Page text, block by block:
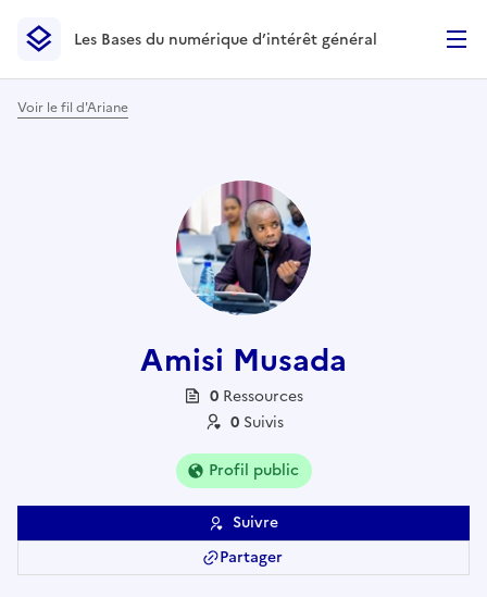
Les Bases du numérique d’intérêt général- Retour à la
Les Bases du numérique d’intérêt général
Voir le fil d'Ariane
Amisi Musada
0 Ressources
0 Suivis
Profil public
Suivre
Partager